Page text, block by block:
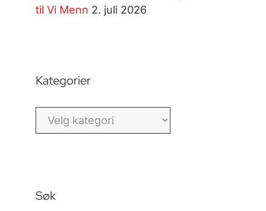
til Vi Menn 2. juli 2026
Kategorier
Kategorier
Søk